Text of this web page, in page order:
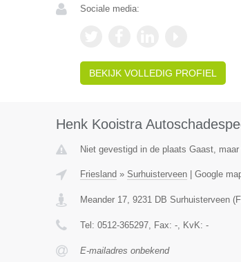
Sociale media:
BEKIJK VOLLEDIG PROFIEL
Henk Kooistra
Niet gevestigd in de plaats Gaast,
Friesland » Surhuisterveen| Google
Meander 17, 9231 DB Surhuisterveen(
Tel: 0512-365297, Fax: -, KvK: -
E-mailadres onbekend